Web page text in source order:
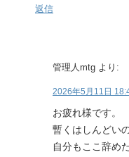
返信
管理人mtg より:
2026年5月11日
お疲れ様です。
暫くはしんどい
自分もここ辞め